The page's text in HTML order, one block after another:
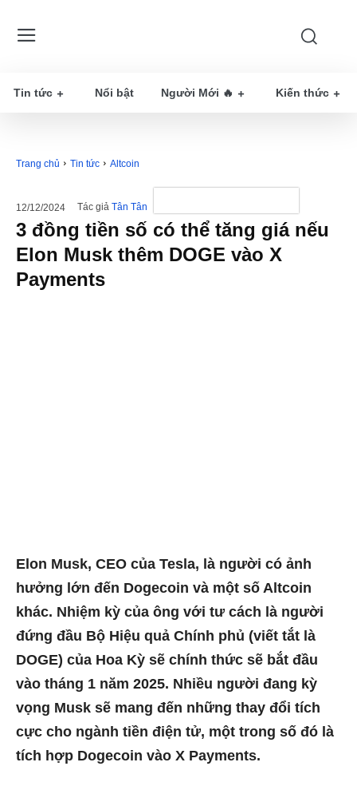
Tin tức Nổi bật Người Mới 🔥 Kiến thức
Trang chủ Tin tức Altcoin
12/12/2024 Tác giả Tân Tân
3 đồng tiền số có thể tăng giá nếu
Elon Musk thêm DOGE vào X
Payments
Elon Musk, CEO của Tesla, là người có ảnh
hưởng lớn đến Dogecoin và một số Altcoin
khác. Nhiệm kỳ của ông với tư cách là người
đứng đầu Bộ Hiệu quả Chính phủ (viết tắt là
DOGE) của Hoa Kỳ sẽ chính thức sẽ bắt đầu
vào tháng 1 năm 2025. Nhiều người đang kỳ
vọng Musk sẽ mang đến những thay đổi tích
cực cho ngành tiền điện tử, một trong số đó là
tích hợp Dogecoin vào X Payments.